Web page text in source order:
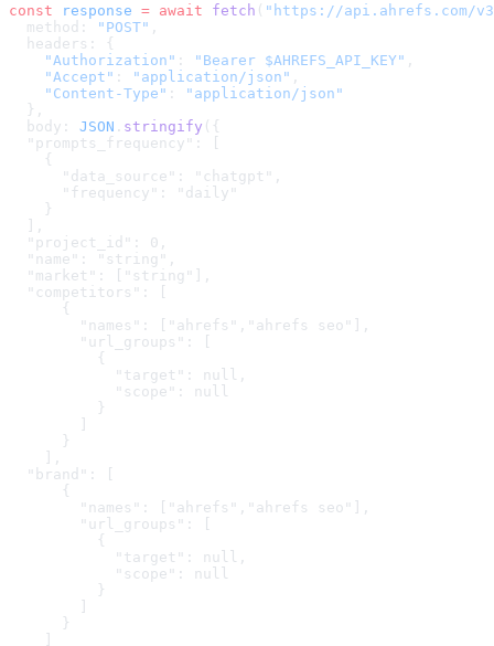
const response = await fetch ( " https://api.ahrefs.com/
  method:
"POST" ,
  headers: {
    "Authorization"
: "Bearer $AHREFS_API_KEY" ,
    "Accept"
: "application/json" ,
    "Content-Type"
:
"application/json"
  },
  body:
JSON . stringify ( {
  "prompts_frequency": [
    {
      "data_source": "chatgpt",
      "frequency": "daily"
    }
  ],
  "project_id": 0,
  "name": "string",
  "market": ["string"],
  "competitors": [
      {
        "names": ["ahrefs","ahrefs seo"],
        "url_groups": [
          {
            "target": null,
            "scope": null
          }
      }
    ],
  "brand": [
      {
        "names": ["ahrefs","ahrefs seo"],
        "url_groups": [
          {
            "target": null,
            "scope": null
          }
      }